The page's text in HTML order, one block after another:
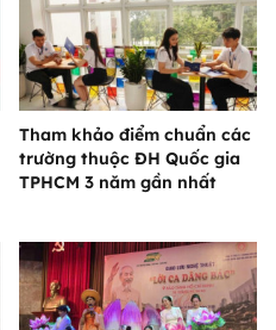
Tham khảo điểm chuẩn các
trường thuộc ĐH Quốc gia
TPHCM 3 năm gần nhất